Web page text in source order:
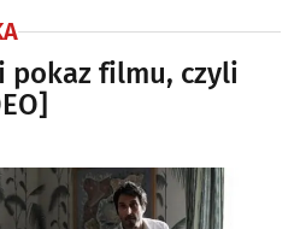
pokaz filmu, czyli